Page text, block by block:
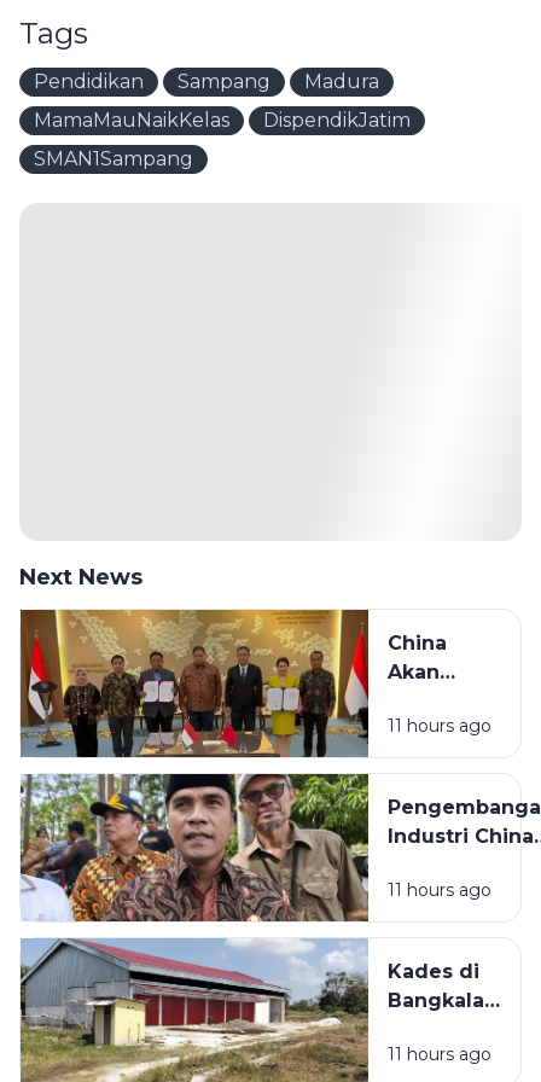
Tags
Pendidikan Sampang
Madura
MamaMauNaikKelas
DispendikJatim
SMAN1Sampang
Next News
China
Akan
Pabrik
Industri
Karya di
Madura
11 hours ago
Industri China
Dilaksanakan
Bangkalan,
Menyerap
Ribuan
11 hours ago
Kades di
Bangkalan
KDMP
11 hours ago